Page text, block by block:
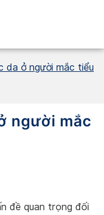
da ở người mắc tiểu
người mắc
đề quan trọng đối